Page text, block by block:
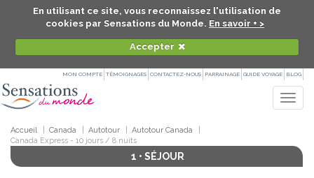
En utilisant ce site, vous reconnaissez l'utilisation de
cookies par Sensations du Monde. En savoir + >
Accepter
MON COMPTE TÉMOIGNAGES CONTACTEZ-NOUS PARRAINAGE GUIDE VOYAGE BLOG
Accueil Canada Autotour
Autotour Canada
Canada Express - 10 jours / 8 nuits
1 • SÉJOUR